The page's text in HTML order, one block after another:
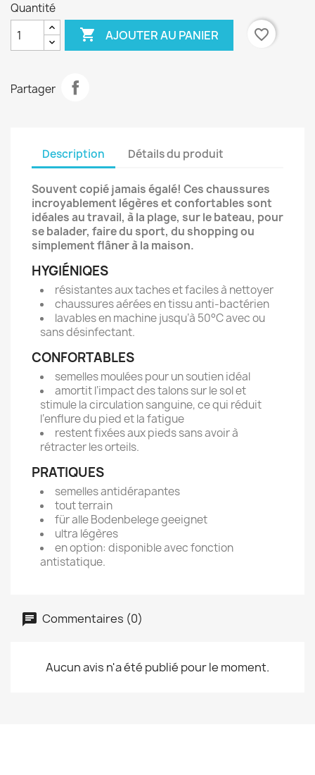
Quantité
 AJOUTER AU PANIER favorite_border
Partager
Description Détails du produit
Souvent copié jamais égalé! Ces chaussures
incroyablement légères et confortables sont
idéales au travail, à la plage, sur le bateau, pour
se balader, faire du sport, du shopping ou
simplement flâner à la maison.
HYGIÉNIQES
résistantes aux taches et faciles à nettoyer
chaussures aérées en tissu anti-bactérien
lavables en machine jusqu‘à 50°C avec ou
sans désinfectant.
CONFORTABLES
semelles moulées pour un soutien idéal
amortit l‘impact des talons sur le sol et
stimule la circulation sanguine, ce qui réduit
l‘enflure du pied et la fatigue
restent fixées aux pieds sans avoir à
rétracter les orteils.
PRATIQUES
semelles antidérapantes
tout terrain
für alle Bodenbelege geeignet
ultra légères
en option: disponible avec fonction
antistatique.
Commentaires (0)
Aucun avis n'a été publié pour le moment.